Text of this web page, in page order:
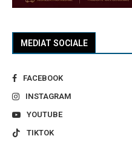
MEDIAT SOCIALE
FACEBOOK
INSTAGRAM
YOUTUBE
TIKTOK